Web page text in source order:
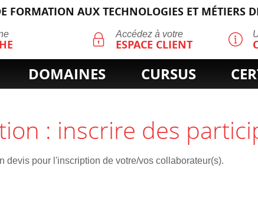
FORMATION AUX TECHNOLOGIES ET MÉTIERS
Accédez à votre
ESPACE CLIENT
DOMAINES CURSUS
: inscrire des
devis pour l'inscription de votre/vos collaborateur(s).